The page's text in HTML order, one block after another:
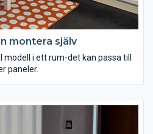
montera själv
i ett rum-det kan passa till
paneler.